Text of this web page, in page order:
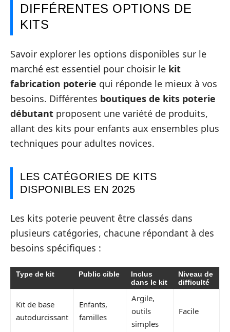
DIFFÉRENTES OPTIONS DE
KITS
Savoir explorer les options disponibles sur le
marché est essentiel pour choisir le kit
fabrication poterie qui réponde le mieux à vos
besoins. Différentes boutiques de kits poterie
débutant proposent une variété de produits,
allant des kits pour enfants aux ensembles plus
techniques pour adultes novices.
LES CATÉGORIES DE KITS
DISPONIBLES EN 2025
Les kits poterie peuvent être classés dans
plusieurs catégories, chacune répondant à des
besoins spécifiques :
Type de kit Public cible
Inclus
dans le kit
Niveau de
difficulté
Kit de base
autodurcissant
Enfants,
familles
Argile,
outils
simples
Facile